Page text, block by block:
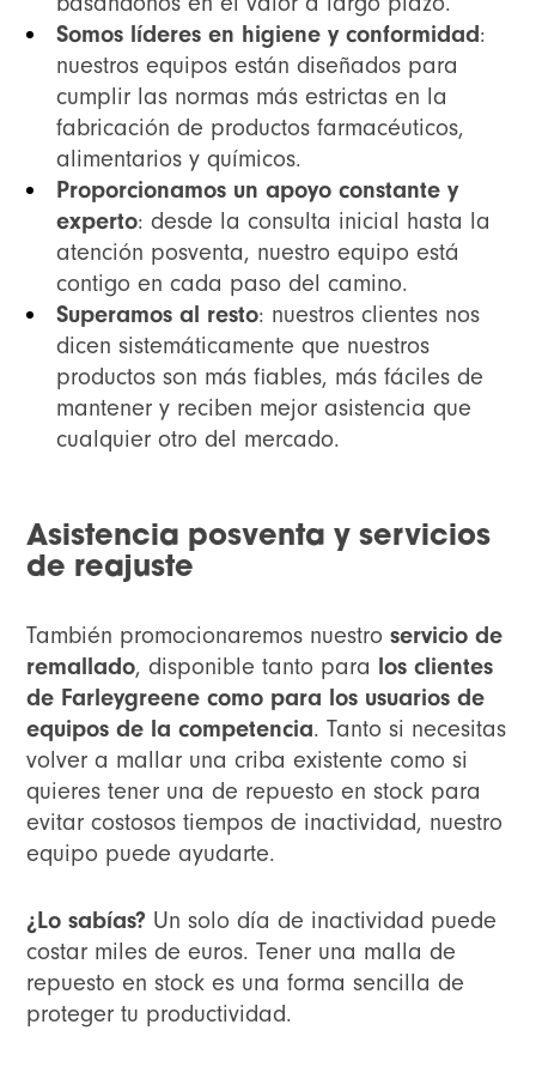
Somos líderes en higiene y conformidad:
nuestros equipos están diseñados para
cumplir las normas más estrictas en la
fabricación de productos farmacéuticos,
alimentarios y químicos.
Proporcionamos un apoyo constante y
experto: desde la consulta inicial hasta la
atención posventa, nuestro equipo está
contigo en cada paso del camino.
Superamos al resto: nuestros clientes nos
dicen sistemáticamente que nuestros
productos son más fiables, más fáciles de
mantener y reciben mejor asistencia que
cualquier otro del mercado.
Asistencia posventa y servicios
de reajuste
También promocionaremos nuestroservicio de
remallado, disponible tanto para los clientes
de Farleygreene como para los usuarios de
equipos de la competencia. Tanto si necesitas
volver a mallar una criba existente como si
quieres tener una de repuesto en stock para
evitar costosos tiempos de inactividad, nuestro
equipo puede ayudarte.
¿Lo sabías? Un solo día de inactividad puede
costar miles de euros. Tener una malla de
repuesto en stock es una forma sencilla de
proteger tu productividad.